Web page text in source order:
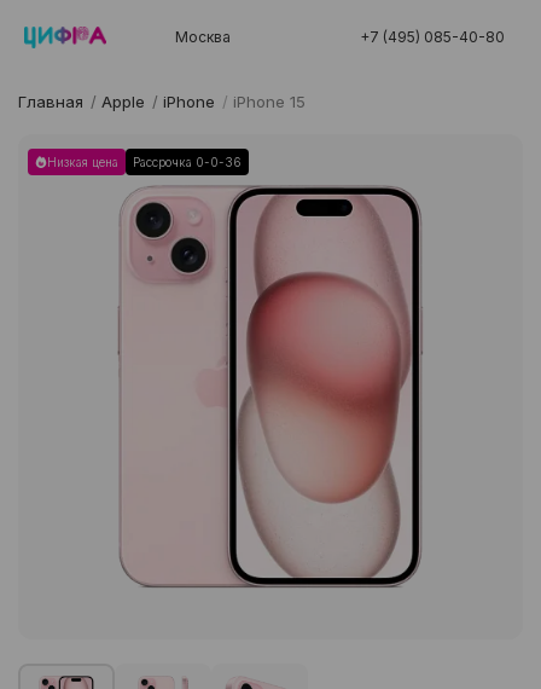
Москва +7 (495) 085-40-80
Главная / Apple / iPhone / iPhone 15
Низкая цена Рассрочка 0-0-36